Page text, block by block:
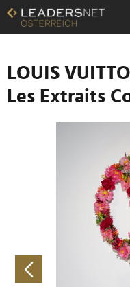
Zum
Inhalt
Zur
Navigation
Zur
Hauptnavigation
LOUIS
Les Extraits